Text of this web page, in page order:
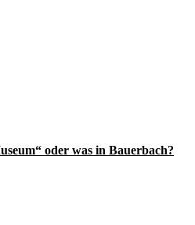
oder was in Bauerbach?